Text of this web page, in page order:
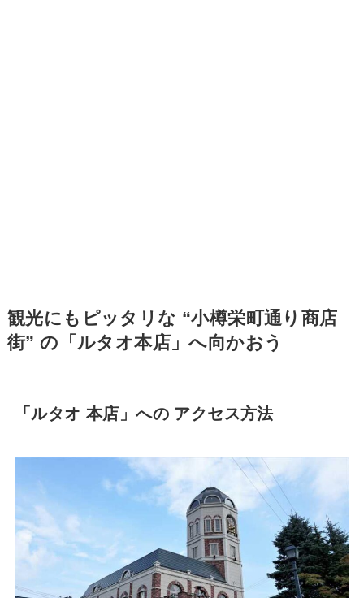
観光にもピッタリな “小樽栄町通り商店
街” の「ルタオ本店」へ向かおう
「ルタオ 本店」への アクセス方法